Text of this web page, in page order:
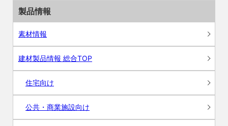
製品情報
素材情報
建材製品情報 総合TOP
住宅向け
公共・商業施設向け